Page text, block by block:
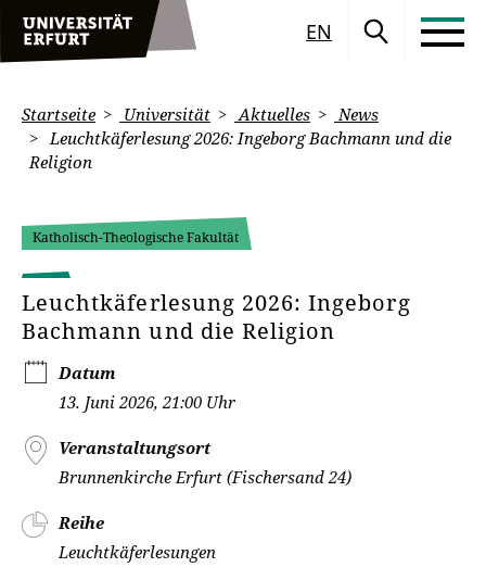
EN
Startseite Universität Aktuelles
News
Leuchtkäferlesung 2026: Ingeborg Bachmann und die
Religion
Katholisch-Theologische Fakultät
Leuchtkäferlesung 2026: Ingeborg
Bachmann und die Religion
Datum
13. Juni 2026, 21:00 Uhr
Veranstaltungsort
Brunnenkirche Erfurt (Fischersand 24)
Reihe
Leuchtkäferlesungen